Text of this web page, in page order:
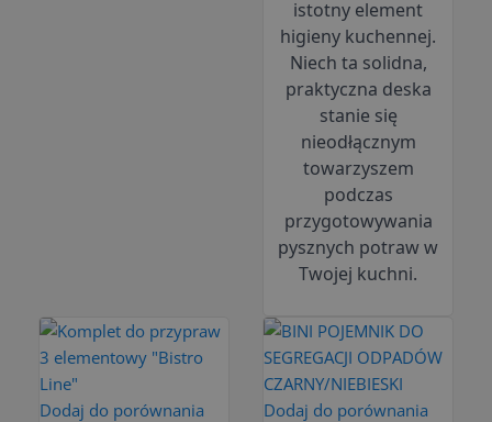
istotny element
higieny kuchennej.
Niech ta solidna,
praktyczna deska
stanie się
nieodłącznym
towarzyszem
podczas
przygotowywania
pysznych potraw w
Twojej kuchni.
Dodaj do porównania Dodaj do porównania